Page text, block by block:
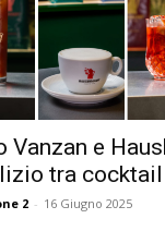
Vanzan e
tra
2 - 16 Giugno 2025